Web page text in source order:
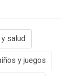
salud
y juegos